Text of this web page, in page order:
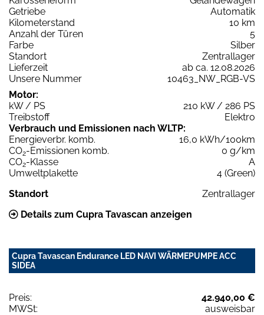
Getriebe
Automatik
Kilometerstand
10 km
Anzahl der Türen
5
Farbe
Silber
Standort
Zentrallager
Lieferzeit
ab ca. 12.08.2026
Unsere Nummer
10463_NW_RGB-VS
Motor:
kW / PS
210 kW / 286 PS
Treibstoff
Elektro
Verbrauch und Emissionen nach WLTP:
Energieverbr. komb.
16,0 kWh/100km
CO2-Emissionen komb.
0 g/km
CO2-Klasse
A
Umweltplakette
4 (Green)
Standort
Zentrallager
Details zum Cupra Tavascan anzeigen
Cupra Tavascan Endurance LED NAVI WÄRMEPUMPE ACC
SIDEA
Preis:
42.940,00 €
MWSt:
ausweisbar